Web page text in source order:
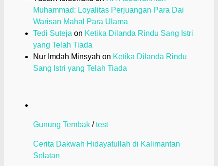
Muhammad: Loyalitas Perjuangan Para Dai
Warisan Mahal Para Ulama
Tedi Suteja on Ketika Dilanda Rindu Sang Istri
yang Telah Tiada
Nur Imdah Minsyah on Ketika Dilanda Rindu
Sang Istri yang Telah Tiada
Gunung Tembak /test
Cerita Dakwah Hidayatullah di Kalimantan
Selatan